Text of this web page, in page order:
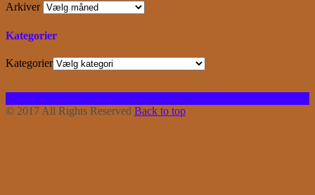
Arkiver
Kategorier
Kategorier
© 2017 All Rights Reserved Back to top